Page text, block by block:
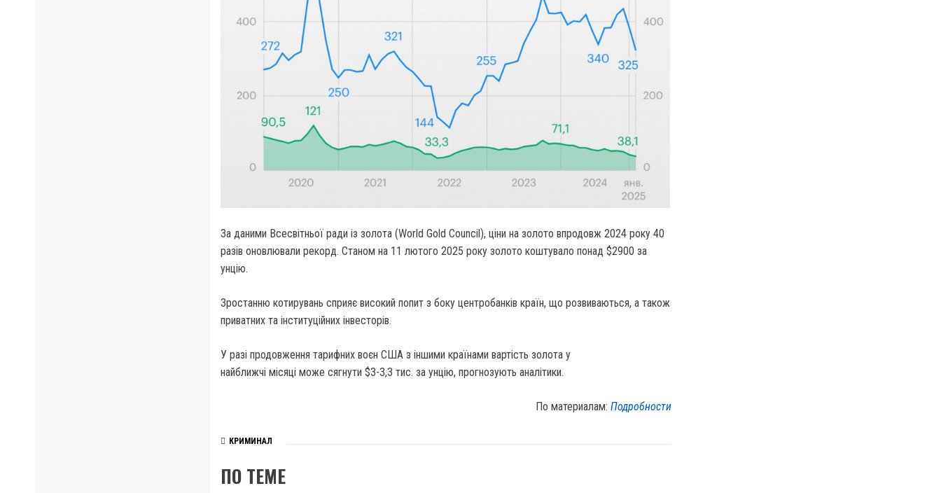
За даними Всесвітньої ради із золота (World Gold Council), ціни на золото впродовж 2024 року 40
разів оновлювали рекорд. Станом на 11 лютого 2025 року золото коштувало понад $2900 за
унцію.
Зростанню котирувань сприяє високий попит з боку центробанків країн, що розвиваються, а також
приватних та інституційних інвесторів.
У разі продовження тарифних воєн США з іншими країнами вартість золота у
найближчі місяці може сягнути $3-3,3 тис. за унцію, прогнозують аналітики.
По материалам:Подробности
КРИМИНАЛ
ПО ТЕМЕ